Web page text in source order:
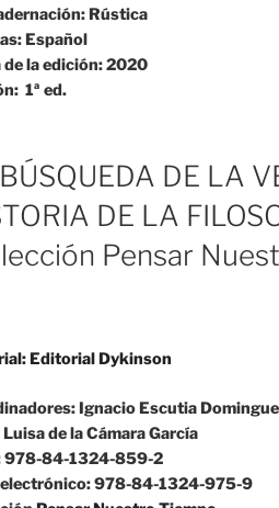
Rústica
Español
de la edición:2020
1ª ed.
DE LA
DE LA
Pensar
Editorial Dykinson
Ignacio Escutia
de la Cámara García
978-84-1324-859-2
978-84-1324-975-9